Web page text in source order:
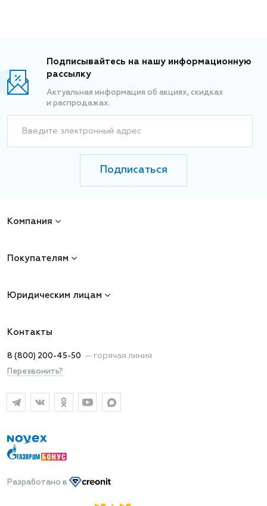
Подписывайтесь на нашу информационную
рассылку
Актуальная информация об акциях, скидках
и распродажах.
Введите электронный адрес
Подписаться
Компания
Покупателям
Юридическим лицам
Контакты
8 (800) 200-45-50 — горячая линия
Перезвонить?
Разработано в